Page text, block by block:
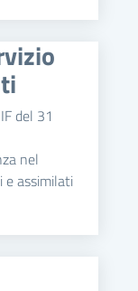
del 31
nel
e assimilati